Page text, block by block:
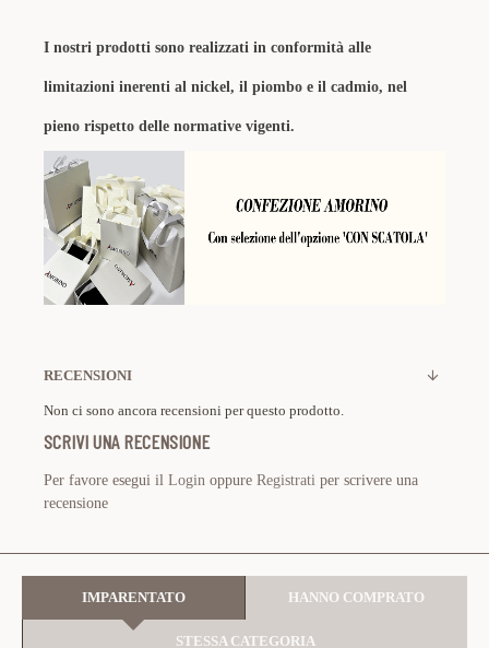
I nostri prodotti sono realizzati in conformità alle
limitazioni inerenti al nickel, il piombo e il cadmio, nel
pieno rispetto delle normative vigenti.
RECENSIONI
Non ci sono ancora recensioni per questo prodotto.
SCRIVI UNA RECENSIONE
Per favore esegui il Login oppure Registrati per scrivere una
recensione
IMPARENTATO HANNO COMPRATO
STESSA CATEGORIA